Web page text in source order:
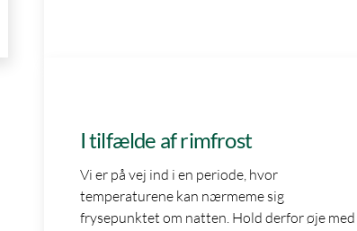
I tilfælde af rimfrost
Vi er på vej ind i en periode, hvor
temperaturene kan nærmeme sig
frysepunktet om natten. Hold derfor øje med